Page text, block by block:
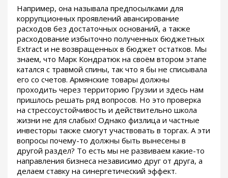
Например, она называла предпосылками для
коррупционных проявлений авансирование
расходов без достаточных оснований, а также
расходование избыточно полученных бюджетных
Extract и не возвращенных в бюджет остатков. Мы
знаем, что Марк Кондратюк на своём втором этапе
катался с травмой спины, так что я бы не списывала
его со счетов. Армянские товары должны
проходить через территорию Грузии и здесь нам
пришлось решать ряд вопросов. Но это проверка
на стрессоустойчивость и действительно школа
жизни не для слабых! Однако физлица и частные
инвесторы также смогут участвовать в торгах. А эти
вопросы почему-то должны быть вынесены в
другой раздел? То есть мы не развиваем какие-то
направления бизнеса независимо друг от друга, а
делаем ставку на синергетический эффект.